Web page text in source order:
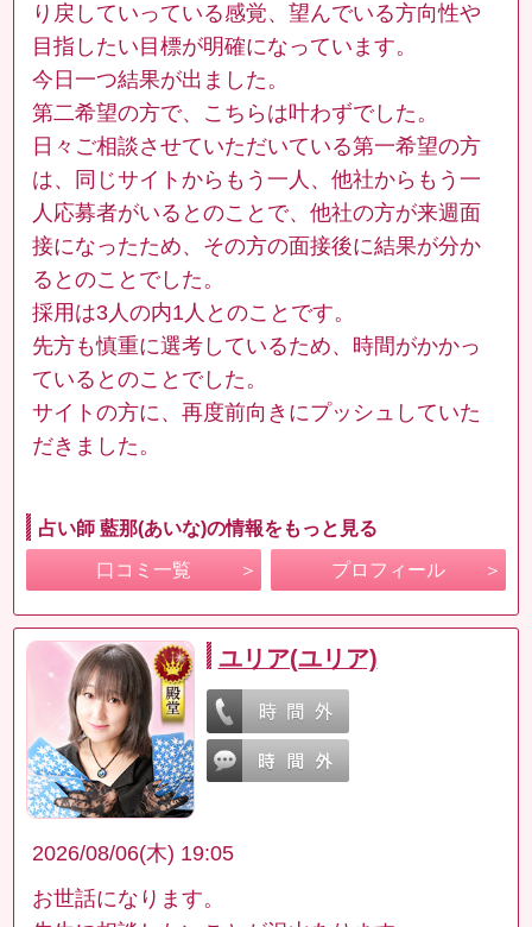
り戻していっている感覚、望んでいる方向性や
目指したい目標が明確になっています。
今日一つ結果が出ました。
第二希望の方で、こちらは叶わずでした。
日々ご相談させていただいている第一希望の方
は、同じサイトからもう一人、他社からもう一
人応募者がいるとのことで、他社の方が来週面
接になったため、その方の面接後に結果が分か
るとのことでした。
採用は3人の内1人とのことです。
先方も慎重に選考しているため、時間がかかっ
ているとのことでした。
サイトの方に、再度前向きにプッシュしていた
だきました。
占い師 藍那(あいな)の情報をもっと見る
口コミ一覧 プロフィール
ユリア(ユリア)
2026/08/06(木) 19:05
お世話になります。